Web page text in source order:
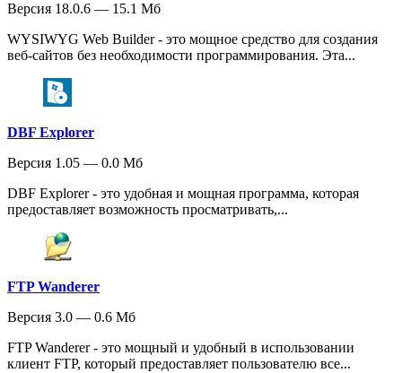
Версия 18.0.6 — 15.1 Мб
WYSIWYG Web Builder - это мощное средство для создания
веб-сайтов без необходимости программирования. Эта...
DBF Explorer
Версия 1.05 — 0.0 Мб
DBF Explorer - это удобная и мощная программа, которая
предоставляет возможность просматривать,...
FTP Wanderer
Версия 3.0 — 0.6 Мб
FTP Wanderer - это мощный и удобный в использовании
клиент FTP, который предоставляет пользователю все...